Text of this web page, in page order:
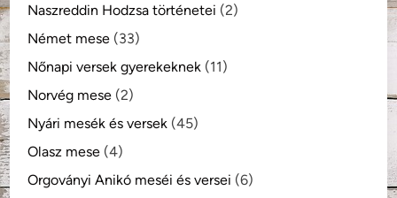
Naszreddin Hodzsa történetei (2)
Német mese (33)
Nőnapi versek gyerekeknek (11)
Norvég mese (2)
Nyári mesék és versek (45)
Olasz mese (4)
Orgoványi Anikó meséi és versei (6)